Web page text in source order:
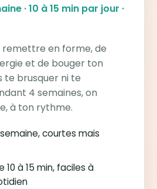
· 10 à 15 min par jour ·
remettre en forme, de
et de bouger ton
te brusquer ni te
4 semaines, on
à ton rythme.
courtes mais
à 15 min, faciles à